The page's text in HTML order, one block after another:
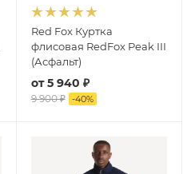
Red Fox Куртка
флисовая RedFox Peak III
(Асфальт)
от5 940 ₽
9 900 ₽ -40%